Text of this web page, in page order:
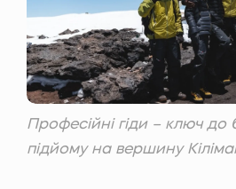
Професійні гіди – ключ до
підйому на вершину